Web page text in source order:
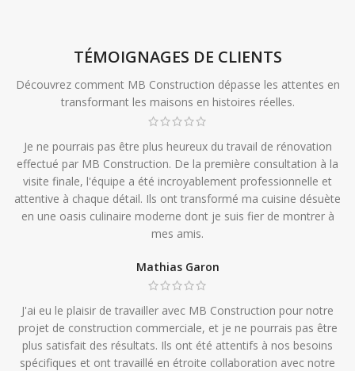
TÉMOIGNAGES DE CLIENTS
Découvrez comment MB Construction dépasse les attentes en
transformant les maisons en histoires réelles.
Je ne pourrais pas être plus heureux du travail de rénovation
effectué par MB Construction. De la première consultation à la
visite finale, l'équipe a été incroyablement professionnelle et
attentive à chaque détail. Ils ont transformé ma cuisine désuète
en une oasis culinaire moderne dont je suis fier de montrer à
mes amis.
Mathias Garon
J'ai eu le plaisir de travailler avec MB Construction pour notre
projet de construction commerciale, et je ne pourrais pas être
plus satisfait des résultats. Ils ont été attentifs à nos besoins
spécifiques et ont travaillé en étroite collaboration avec notre